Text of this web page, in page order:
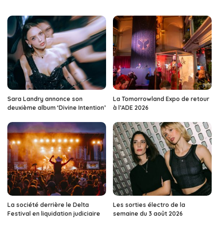
Sara Landry annonce son
deuxième album ‘Divine Intention’
La Tomorrowland Expo de retour
à l’ADE 2026
La société derrière le Delta
Festival en liquidation judiciaire
Les sorties électro de la
semaine du 3 août 2026